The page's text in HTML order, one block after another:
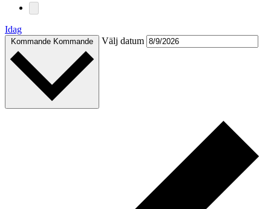
Idag
Kommande Kommande Välj datum